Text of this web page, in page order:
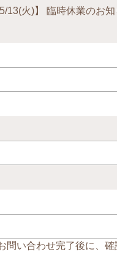
13(火)】 臨時休業のお
問い合わせ完了後に、確